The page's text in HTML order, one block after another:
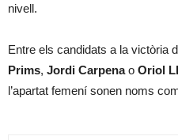
nivell.
Entre els candidats a la victòria
Prims, Jordi Carpenao Oriol
l’apartat femení sonen noms